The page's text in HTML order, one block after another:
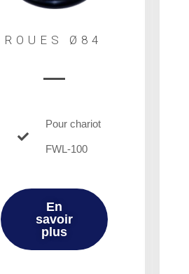
ROUES Ø84
Pour chariot
FWL-100
En
savoir
plus